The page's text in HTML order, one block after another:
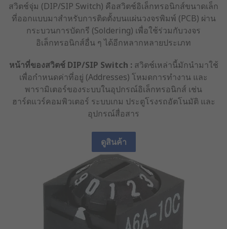
สวิตช์จุ่ม (DIP/SIP Switch) คือสวิตช์อิเล็กทรอนิกส์ขนาดเล็ก
ที่ออกแบบมาสำหรับการติดตั้งบนแผ่นวงจรพิมพ์ (PCB) ผ่าน
กระบวนการบัดกรี (Soldering) เพื่อใช้ร่วมกับวงจร
อิเล็กทรอนิกส์อื่น ๆ ได้อีกหลากหลายประเภท
หน้าที่ของสวิตช์ DIP/SIP Switch : สวิตช์เหล่านี้มักนำมาใช้
เพื่อกำหนดค่าที่อยู่ (Addresses) โหมดการทำงาน และ
พารามิเตอร์ของระบบในอุปกรณ์อิเล็กทรอนิกส์ เช่น
ฮาร์ดแวร์คอมพิวเตอร์ ระบบเกม ประตูโรงรถอัตโนมัติ และ
อุปกรณ์สื่อสาร
ดูสินค้า